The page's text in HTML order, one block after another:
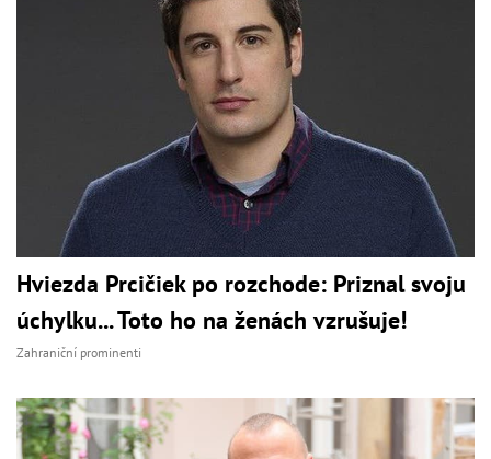
Hviezda Prcičiek po rozchode: Priznal svoju
úchylku... Toto ho na ženách vzrušuje!
Zahraniční prominenti